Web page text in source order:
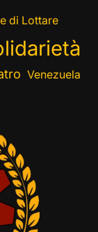
di Lottare
Venezuela